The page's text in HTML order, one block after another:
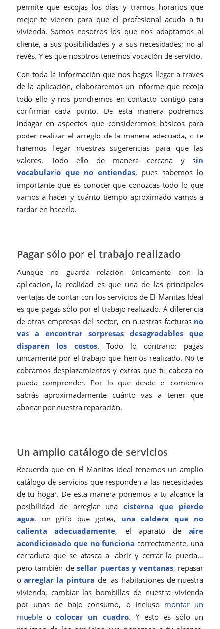
permite que escojas los días y tramos horarios que
mejor te vienen para que el profesional acuda a tu
vivienda. Somos nosotros los que nos adaptamos al
cliente, a sus posibilidades y a sus necesidades; no al
revés. Y es que nosotros tenemos vocación de servicio.
Con toda la información que nos hagas llegar a través
de la aplicación, elaboraremos un informe que recoja
todo ello y nos pondremos en contacto contigo para
confirmar cada punto. De esta manera podremos
indagar en aspectos que consideremos básicos para
poder realizar el arreglo de la manera adecuada, o te
haremos llegar nuestras sugerencias para que las
valores. Todo ello de manera cercana y sin
vocabulario que no entiendas, pues sabemos lo
importante que es conocer que conozcas todo lo que
vamos a hacer y cuánto tiempo aproximado vamos a
tardar en hacerlo.
Pagar sólo por el trabajo realizado
Aunque no guarda relación únicamente con la
aplicación, la realidad es que una de las principales
ventajas de contar con los servicios de El Manitas Ideal
es que pagas sólo por el trabajo realizado. A diferencia
de otras empresas del sector, en nuestras facturas no
vas a encontrar sorpresas desagradables que
disparen los costos. Todo lo contrario: pagas
únicamente por el trabajo que hemos realizado. No te
cobramos desplazamientos y extras que tu cabeza no
pueda comprender. Por lo que desde el comienzo
sabrás aproximadamente cuánto vas a tener que
abonar por nuestra reparación.
Un amplio catálogo de servicios
Recuerda que en El Manitas Ideal tenemos un amplio
catálogo de servicios que responden a las necesidades
de tu hogar. De esta manera ponemos a tu alcance la
posibilidad de arreglar unacisterna que pierde
agua, un grifo que gotea, una caldera que no
calienta adecuadamente, el aparato deaire
acondicionado que no funciona correctamente, una
cerradura que se atasca al abrir y cerrar la puerta…
pero también desellar puertas y ventanas, repasar
oarreglar la pintura de las habitaciones de nuestra
vivienda, cambiar las bombillas de nuestra vivienda
por unas de bajo consumo, o incluso montar un
muebleocolocar un cuadro. Y esto es sólo un